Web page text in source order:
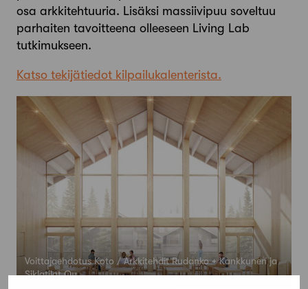
osa arkkitehtuuria. Lisäksi massiivipuu soveltuu
parhaiten tavoitteena olleeseen Living Lab
tutkimukseen.
Katso tekijätiedot kilpailukalenterista.
Voittajaehdotus Koto / Arkkitehdit Rudanko + Kankkunen ja
Siklatilat Oy